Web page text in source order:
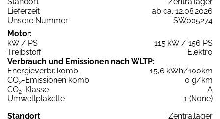
Lieferzeit
ab ca. 12.08.2026
Unsere Nummer
SW005274
Motor:
kW / PS
115 kW / 156 PS
Treibstoff
Elektro
Verbrauch und Emissionen nach WLTP:
Energieverbr. komb.
15,6 kWh/100km
CO2-Emissionen komb.
0 g/km
CO2-Klasse
A
Umweltplakette
1 (None)
Standort
Zentrallager